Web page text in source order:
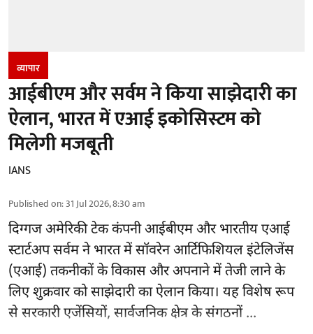
व्यापार
आईबीएम और सर्वम ने किया साझेदारी का
ऐलान, भारत में एआई इकोसिस्टम को
मिलेगी मजबूती
IANS
Published on:31 Jul 2026, 8:30 am
दिग्गज अमेरिकी टेक कंपनी आईबीएम और भारतीयएआई
स्टार्टअप सर्वम ने भारत में सॉवरेन आर्टिफिशियल इंटेलिजेंस
(एआई) तकनीकों के विकास और अपनाने में तेजी लाने के
लिए शुक्रवार को साझेदारी का ऐलान किया। यह विशेष रूप
से सरकारी एजेंसियों, सार्वजनिक क्षेत्र के संगठनों ...